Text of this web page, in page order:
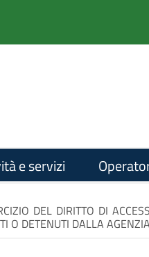
e servizi
DEL DIRITTO DI
O DETENUTI DALLA